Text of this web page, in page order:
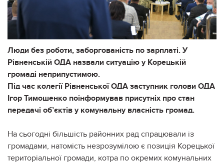
Люди без роботи, заборгованість по зарплаті. У
Рівненській ОДА назвали ситуацію у Корецькій
громаді неприпустимою.
Під час колегії Рівненської ОДА заступник голови ОДА
Ігор Тимошенко поінформував присутніх про стан
передачі об’єктів у комунальну власність громад.
На сьогодні більшість районних рад спрацювали із
громадами, натомість незрозумілою є позиція Корецької
територіальної громади, котра по окремих комунальних